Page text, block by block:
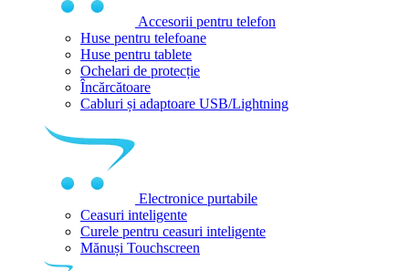
Accesorii pentru telefon
Huse pentru telefoane
Huse pentru tablete
Ochelari de protecție
Încărcătoare
Cabluri și adaptoare USB/Lightning
Electronice purtabile
Ceasuri inteligente
Curele pentru ceasuri inteligente
Mănuși Touchscreen